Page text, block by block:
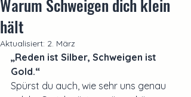
Warum Schweigen dich klein
hält
Aktualisiert: 2. März
„Reden ist Silber, Schweigen ist
Gold.“
Spürst du auch, wie sehr uns genau